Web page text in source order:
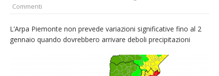
«Quel Presepe modello di Chiesa»
Tutto pronto per la 73ª Giornata del
Ringraziamento: convegno, messa e
mercatino agricolo
Commenti
L’Arpa Piemonte non prevede variazioni significative fino al 2
gennaio quando dovrebbero arrivare deboli precipitazioni